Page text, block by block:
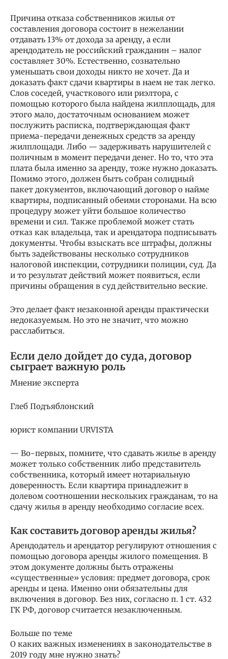
Причина отказа собственников жилья от
составления договора состоит в нежелании
отдавать 13% от дохода за аренду, а если
арендодатель не российский гражданин – налог
составляет 30%. Естественно, сознательно
уменьшать свои доходы никто не хочет. Да и
доказать факт сдачи квартиры в наем не так легко.
Слов соседей, участкового или риэлтора, с
помощью которого была найдена жилплощадь, для
этого мало, достаточным основанием может
послужить расписка, подтверждающая факт
приема-передачи денежных средств за аренду
жилплощади. Либо — задерживать нарушителей с
поличным в момент передачи денег. Но то, что эта
плата была именно за аренду, тоже нужно доказать.
Помимо этого, должен быть собран солидный
пакет документов, включающий договор о найме
квартиры, подписанный обеими сторонами. На всю
процедуру может уйти большое количество
времени и сил. Также проблемой может стать
отказ как владельца, так и арендатора подписывать
документы. Чтобы взыскать все штрафы, должны
быть задействованы несколько сотрудников
налоговой инспекции, сотрудники полиции, суд. Да
и то результат действий может появиться, если
причины обращения в суд действительно веские.
Это делает факт незаконной аренды практически
недоказуемым. Но это не значит, что можно
расслабиться.
Если дело дойдет до суда, договор
сыграет важную роль
Мнение эксперта
Глеб Подъяблонский
юрист компании URVISTA
— Во-первых, помните, что сдавать жилье в аренду
может только собственник либо представитель
собственника, который имеет нотариальную
доверенность. Если квартира принадлежит в
долевом соотношении нескольких гражданам, то на
сдачу жилья в аренду необходимо согласие всех.
Как составить договор аренды жилья?
Арендодатель и арендатор регулируют отношения с
помощью договора аренды жилого помещения. В
этом документе должны быть отражены
«существенные» условия: предмет договора, срок
аренды и цена. Именно они обязательны для
включения в договор. Без них, согласно п. 1 ст. 432
ГК РФ, договор считается незаключенным.
Больше по теме
О каких важных изменениях в законодательстве в
2019 году мне нужно знать?